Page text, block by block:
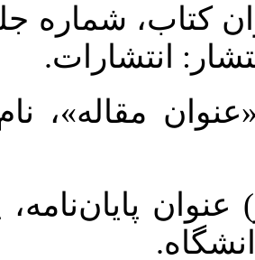
کتاب، شماره
انتشارات.
مقاله»،
پایان‌نامه،